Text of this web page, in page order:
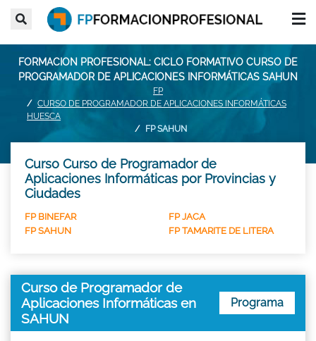
FORMACION PROFESIONAL: CICLO FORMATIVO CURSO DE
PROGRAMADOR DE APLICACIONES INFORMÁTICAS SAHUN
FP
CURSO DE PROGRAMADOR DE APLICACIONES INFORMÁTICAS
HUESCA
FP SAHUN
Curso Curso de Programador de
Aplicaciones Informáticas por Provincias y
Ciudades
FP BINEFAR
FP JACA
FP SAHUN
FP TAMARITE DE LITERA
Curso de Programador de
Aplicaciones Informáticas en
SAHUN
Programa